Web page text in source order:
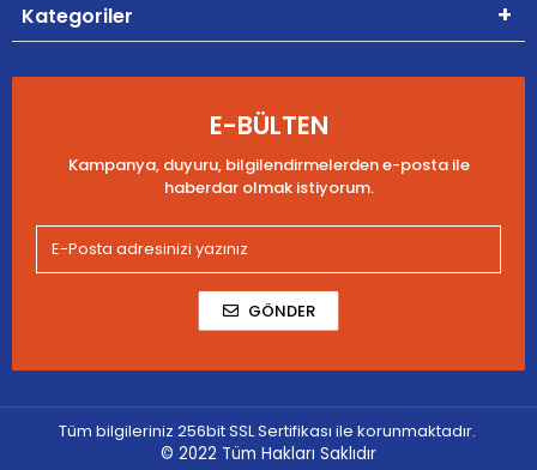
Kategoriler
E-BÜLTEN
Kampanya, duyuru, bilgilendirmelerden e-posta ile
haberdar olmak istiyorum.
GÖNDER
Tüm bilgileriniz 256bit SSL Sertifikası ile korunmaktadır.
© 2022 Tüm Hakları Saklıdır